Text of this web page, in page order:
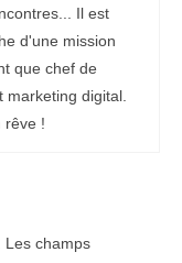
Il est
d'une mission
que chef de
digital.
rêve !
Les champs